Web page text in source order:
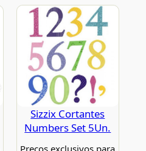
Sizzix Cortantes
Numbers Set 5Un.